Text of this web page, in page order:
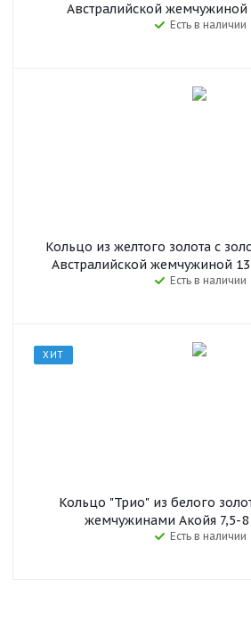
Австралийской жемчужиной
Есть в наличии
Кольцо из желтого золота с
Австралийской жемчужиной
Есть в наличии
ХИТ
Кольцо "Трио" из белого
жемчужинами Акойя 7,5-8
Есть в наличии